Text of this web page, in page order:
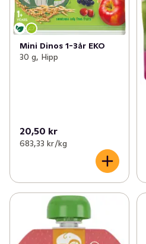
✓ Nappar & Nappflaskor (9)
(1)
Mini Dinos 1-3år EKO
30 g, Hipp
20,50 kr
683,33 kr /kg